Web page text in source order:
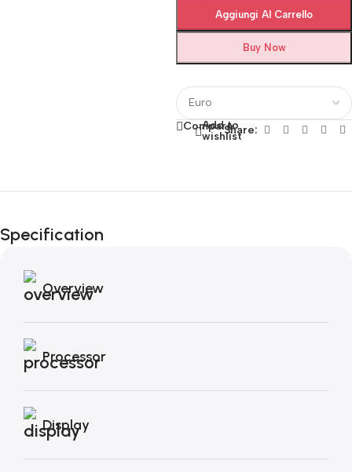
Aggiungi Al Carrello
Buy Now
Compare
Add to
wishlistShare:
Fino al 12 Ottobre...
Autunno!
Specification
Overview
Processor
Display